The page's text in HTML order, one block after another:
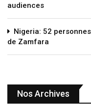
audiences
Nigeria: 52
de Zamfara
Nos Archives